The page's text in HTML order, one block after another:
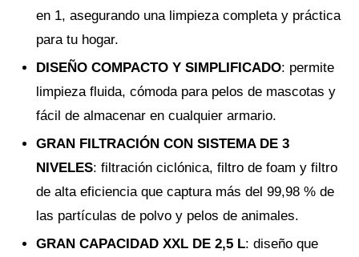
en 1, asegurando una limpieza completa y práctica
para tu hogar.
DISEÑO COMPACTO Y SIMPLIFICADO: permite
limpieza fluida, cómoda para pelos de mascotas y
fácil de almacenar en cualquier armario.
GRAN FILTRACIÓN CON SISTEMA DE 3
NIVELES: filtración ciclónica, filtro de foam y filtro
de alta eficiencia que captura más del 99,98 % de
las partículas de polvo y pelos de animales.
GRAN CAPACIDAD XXL DE 2,5 L: diseño que